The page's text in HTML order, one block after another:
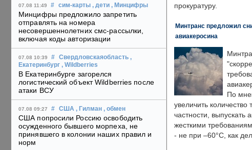
07.08 11:49 # сим-карты , дети , Минцифры
Минцифры предложило запретить
отправлять на номера
несовершеннолетних смс-рассылки,
включая коды авторизации
07.08 10:39 # Свердловскаяобласть ,
Екатеринбург , Wildberries
В Екатеринбурге загорелся
логистический объект Wildberries после
атаки ВСУ
07.08 09:27 # США , Гилман , обмен
США попросили Россию освободить
осужденного бывшего морпеха, не
принявшего в колонии наших правил и
норм
прокуратуру.
Минтранс предложил
авиакеросина
По
увеличить количество
частности, выпускать
жесткими
- не при –60°C, как